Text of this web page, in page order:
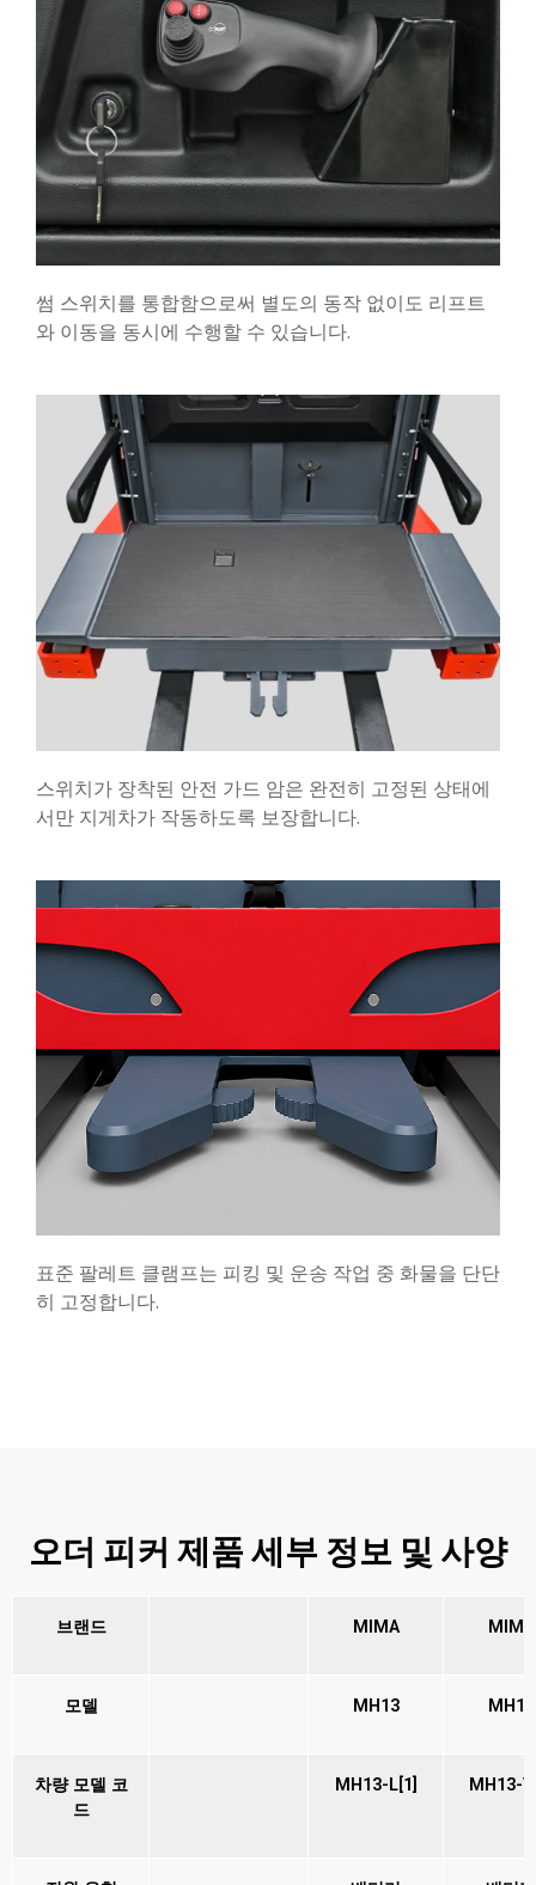
썸 스위치를 통합함으로써 별도의 동작 없이도 리프트
와 이동을 동시에 수행할 수 있습니다.
스위치가 장착된 안전 가드 암은 완전히 고정된 상태에
서만 지게차가 작동하도록 보장합니다.
표준 팔레트 클램프는 피킹 및 운송 작업 중 화물을 단단
히 고정합니다.
오더 피커 제품 세부 정보 및 사양
브랜드 MIMA MIMA
모델 MH13 MH13
차량 모델 코
드
MH13-L[1] MH13-